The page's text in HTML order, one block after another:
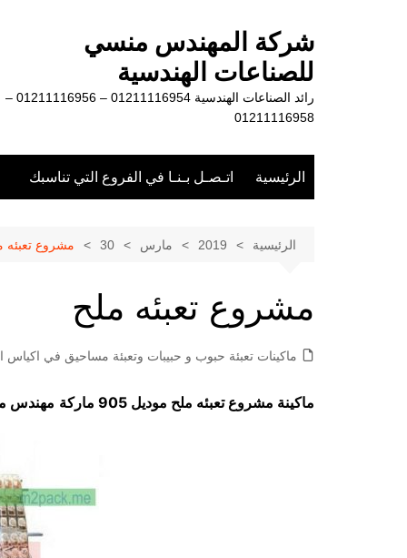
شركة المهندس منسي
للصناعات الهندسية
رائد الصناعات الهندسية 01211116954 – 01211116956 –
01211116958
الرئيسية اتـصـل بـنـا في الفروع التي تناسبك
الرئيسية 2019 مارس 30 مشروع تعبئه
مشروع تعبئه ملح
ماكينات تعبئة حبوب و حبيبات وتعبئة مساحيق في اكياس
ماكينة مشروع تعبئه ملح موديل 905 ماركة مهندس